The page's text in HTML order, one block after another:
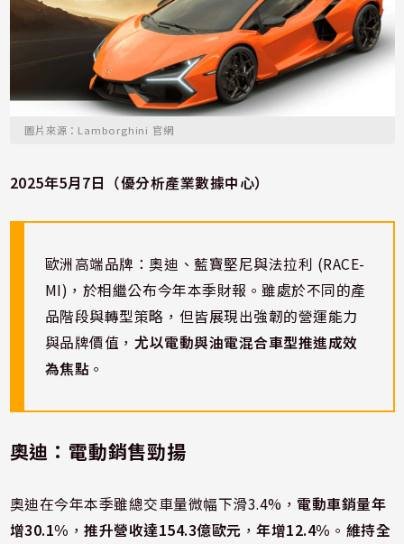
圖片來源：Lamborghini 官網
2025年5月7日（優分析產業數據中心）
歐洲高端品牌：奧迪、藍寶堅尼與法拉利 (RACE-
MI)，於相繼公布今年本季財報。雖處於不同的產
品階段與轉型策略，但皆展現出強韌的營運能力
與品牌價值， 尤以電動與油電混合車型推進成效
為焦點 。
奧迪：電動銷售勁揚
奧迪在今年本季雖總交車量微幅下滑3.4%， 電動車銷量年
增30.1% ，推升營收達154.3億歐元 ，年增12.4% 。 維持全